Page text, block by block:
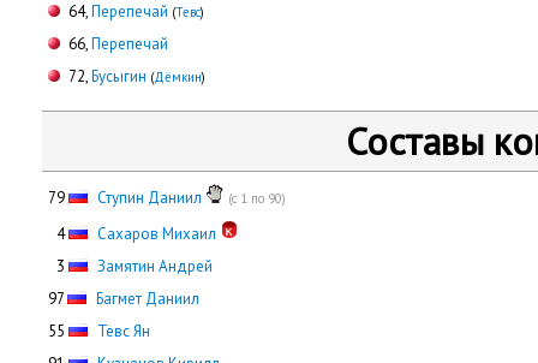
64,Перепечай (Тевс)
66,Перепечай
72,Бусыгин (Дёмкин)
Составы
79 Ступин Даниил (с 1 по 90)
4
Сахаров Михаил
3
Замятин Андрей
97
Багмет Даниил
55
Тевс Ян